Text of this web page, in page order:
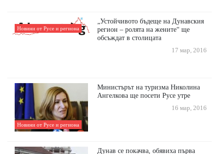
Новини от Русе и региона
„Устойчивото бъдеще на Дунавския
регион – ролята на жените“ ще
обсъждат в столицата
17 мар, 2016
Новини от Русе и региона
Министърът на туризма Николина
Ангелкова ще посети Русе утре
16 мар, 2016
Дунав се покачва, обявиха първа